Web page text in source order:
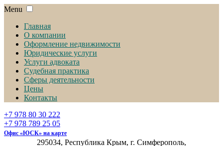
Menu
Главная
О компании
Оформление недвижимости
Юридические услуги
Услуги адвоката
Судебная практика
Сферы деятельности
Цены
Контакты
+7 978 80 30 222
+7 978 789 25 05
Офис «ЮСК» на карте
295034, Республика Крым, г. Симферополь,